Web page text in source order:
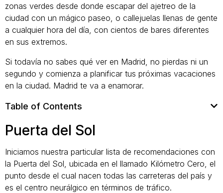
zonas verdes desde donde escapar del ajetreo de la
ciudad con un mágico paseo, o callejuelas llenas de gente
a cualquier hora del día, con cientos de bares diferentes
en sus extremos.
Si todavía no sabes qué ver en Madrid, no pierdas ni un
segundo y comienza a planificar tus próximas vacaciones
en la ciudad. Madrid te va a enamorar.
Table of Contents
Puerta del Sol
Iniciamos nuestra particular lista de recomendaciones con
la Puerta del Sol, ubicada en el llamado Kilómetro Cero, el
punto desde el cual nacen todas las carreteras del país y
es el centro neurálgico en términos de tráfico.